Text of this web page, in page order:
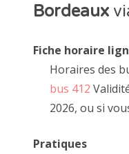
Bordeaux
Fiche horaire
Horaires des
bus 412
2026, ou si
Pratiques